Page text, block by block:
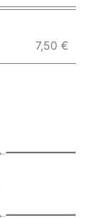
7,50 €